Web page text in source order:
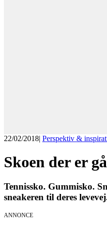
22/02/2018| Perspektiv &
Skoen der er
Tennissko. Gummisko.
sneakeren til deres
ANNONCE